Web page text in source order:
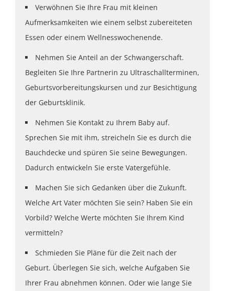
Verwöhnen Sie Ihre Frau mit kleinen
Aufmerksamkeiten wie einem selbst zubereiteten
Essen oder einem Wellnesswochenende.
Nehmen Sie Anteil an der Schwangerschaft.
Begleiten Sie Ihre Partnerin zu Ultraschallterminen,
Geburtsvorbereitungskursen und zur Besichtigung
der Geburtsklinik.
Nehmen Sie Kontakt zu Ihrem Baby auf.
Sprechen Sie mit ihm, streicheln Sie es durch die
Bauchdecke und spüren Sie seine Bewegungen.
Dadurch entwickeln Sie erste Vatergefühle.
Machen Sie sich Gedanken über die Zukunft.
Welche Art Vater möchten Sie sein? Haben Sie ein
Vorbild? Welche Werte möchten Sie Ihrem Kind
vermitteln?
Schmieden Sie Pläne für die Zeit nach der
Geburt. Überlegen Sie sich, welche Aufgaben Sie
Ihrer Frau abnehmen können. Oder wie lange Sie